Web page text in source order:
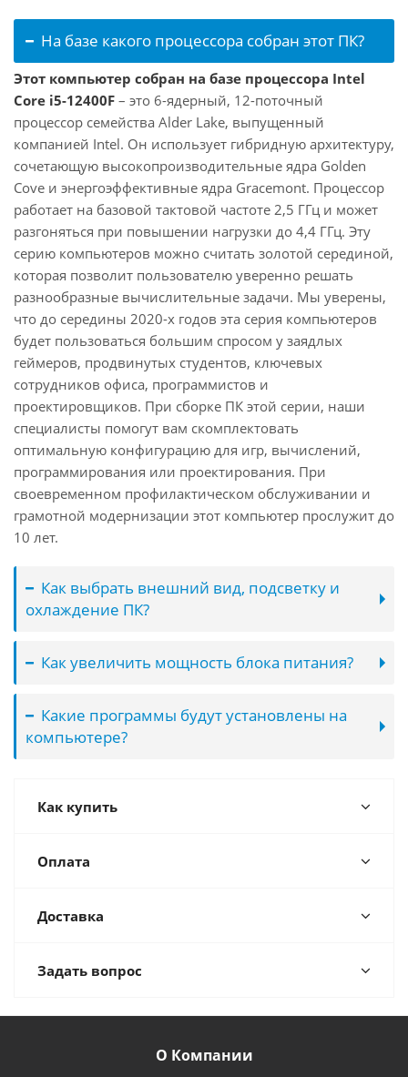
На базе какого процессора собран этот ПК?
Этот компьютер собран на базе процессора Intel
Core i5-12400F – это 6-ядерный, 12-поточный
процессор семейства Alder Lake, выпущенный
компанией Intel. Он использует гибридную архитектуру,
сочетающую высокопроизводительные ядра Golden
Cove и энергоэффективные ядра Gracemont. Процессор
работает на базовой тактовой частоте 2,5 ГГц и может
разгоняться при повышении нагрузки до 4,4 ГГц. Эту
серию компьютеров можно считать золотой серединой,
которая позволит пользователю уверенно решать
разнообразные вычислительные задачи. Мы уверены,
что до середины 2020-х годов эта серия компьютеров
будет пользоваться большим спросом у заядлых
геймеров, продвинутых студентов, ключевых
сотрудников офиса, программистов и
проектировщиков. При сборке ПК этой серии, наши
специалисты помогут вам скомплектовать
оптимальную конфигурацию для игр, вычислений,
программирования или проектирования. При
своевременном профилактическом обслуживании и
грамотной модернизации этот компьютер прослужит до
10 лет.
Как выбрать внешний вид, подсветку и
охлаждение ПК?
Как увеличить мощность блока питания?
Какие программы будут установлены на
компьютере?
Как купить
Оплата
Доставка
Задать вопрос
О Компании